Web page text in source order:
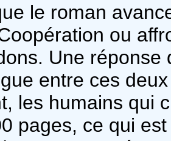
le roman
ou
Une
entre ces
les humains qui
pages, ce qui